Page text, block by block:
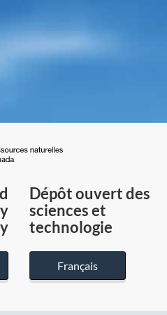
du
Canada
Dépôt ouvert des
sciences et
technologie
Français